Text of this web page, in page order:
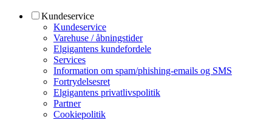
Kundeservice
Kundeservice
Varehuse / åbningstider
Elgigantens kundefordele
Services
Information om spam/phishing-emails og SMS
Fortrydelsesret
Elgigantens privatlivspolitik
Partner
Cookiepolitik